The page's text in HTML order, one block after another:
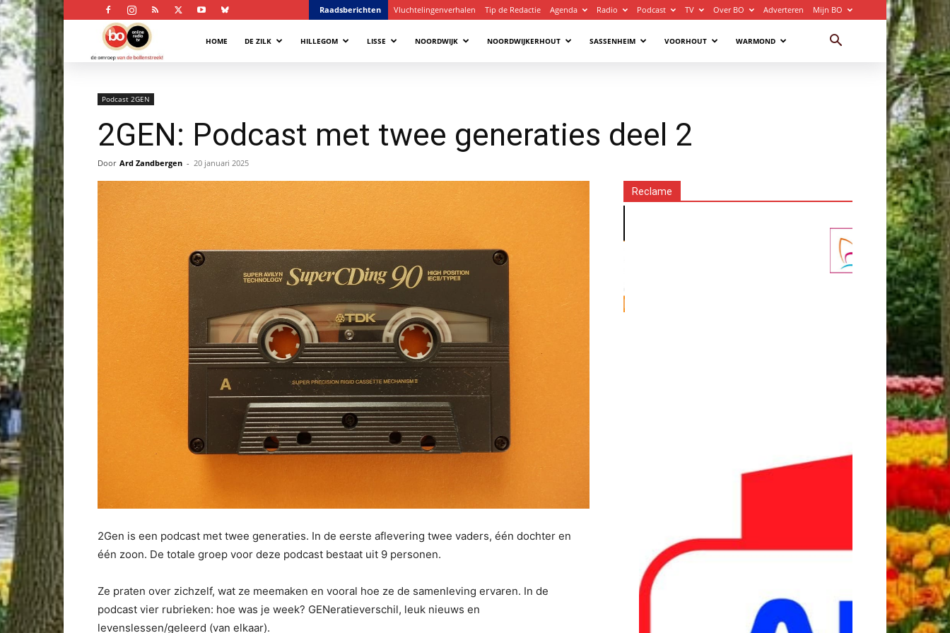
Raadsberichten Vluchtelingenverhalen Tip de Redactie Agenda Radio Podcast TV Over BO Adverteren Mijn BO
Bollenstreek
HOME DE ZILK HILLEGOM LISSE NOORDWIJK NOORDWIJKERHOUT SASSENHEIM VOORHOUT WARMOND
Podcast 2GEN
2GEN: Podcast met twee generaties deel 2
Door Ard Zandbergen - 20 januari 2025
2Gen is een podcast met twee generaties. In de eerste aflevering twee vaders, één dochter en
één zoon. De totale groep voor deze podcast bestaat uit 9 personen.
Ze praten over zichzelf, wat ze meemaken en vooral hoe ze de samenleving ervaren. In de
podcast vier rubrieken: hoe was je week? GENeratieverschil, leuk nieuws en
levenslessen/geleerd (van elkaar).
Reclame